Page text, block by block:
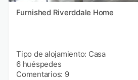
Furnished Riverddale Home
Tipo de alojamiento: Casa
6 huéspedes
Comentarios: 9